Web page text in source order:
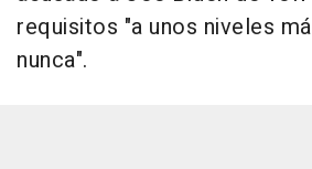
requisitos "a unos niveles
nunca".